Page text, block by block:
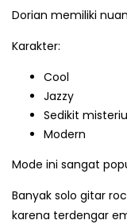
Dorian memiliki
Karakter:
Cool
Jazzy
Sedikit
Modern
Mode ini sangat
Banyak solo gitar
karena terdengar